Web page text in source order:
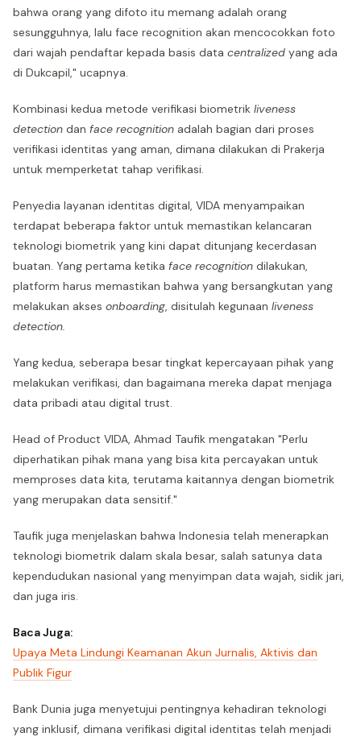
bahwa orang yang difoto itu memang adalah orang
sesungguhnya, lalu face recognition akan mencocokkan foto
dari wajah pendaftar kepada basis data centralized yang ada
di Dukcapil," ucapnya.
Kombinasi kedua metode verifikasi biometrik liveness
detection dan face recognition adalah bagian dari proses
verifikasi identitas yang aman, dimana dilakukan di Prakerja
untuk memperketat tahap verifikasi.
Penyedia layanan identitas digital, VIDA menyampaikan
terdapat beberapa faktor untuk memastikan kelancaran
teknologi biometrik yang kini dapat ditunjang kecerdasan
buatan. Yang pertama ketika face recognition dilakukan,
platform harus memastikan bahwa yang bersangkutan yang
melakukan akses onboarding, disitulah kegunaan liveness
detection.
Yang kedua, seberapa besar tingkat kepercayaan pihak yang
melakukan verifikasi, dan bagaimana mereka dapat menjaga
data pribadi atau digital trust.
Head of Product VIDA, Ahmad Taufik mengatakan "Perlu
diperhatikan pihak mana yang bisa kita percayakan untuk
memproses data kita, terutama kaitannya dengan biometrik
yang merupakan data sensitif."
Taufik juga menjelaskan bahwa Indonesia telah menerapkan
teknologi biometrik dalam skala besar, salah satunya data
kependudukan nasional yang menyimpan data wajah, sidik jari,
dan juga iris.
Baca Juga:
Upaya Meta Lindungi Keamanan Akun Jurnalis, Aktivis dan
Publik Figur
Bank Dunia juga menyetujui pentingnya kehadiran teknologi
yang inklusif, dimana verifikasi digital identitas telah menjadi